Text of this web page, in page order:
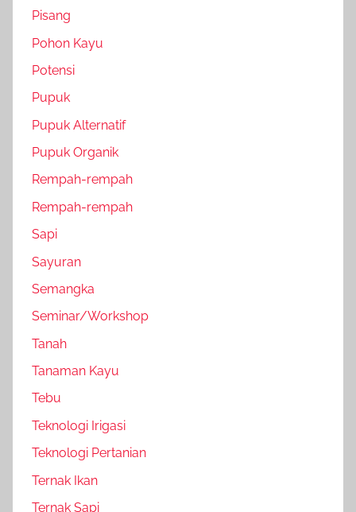
Pisang
Pohon Kayu
Potensi
Pupuk
Pupuk Alternatif
Pupuk Organik
Rempah-rempah
Rempah-rempah
Sapi
Sayuran
Semangka
Seminar/Workshop
Tanah
Tanaman Kayu
Tebu
Teknologi Irigasi
Teknologi Pertanian
Ternak Ikan
Ternak Sapi